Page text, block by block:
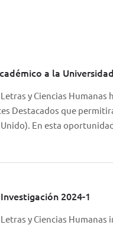
a la
y Ciencias
Destacados que
En esta
2024-1
y Ciencias